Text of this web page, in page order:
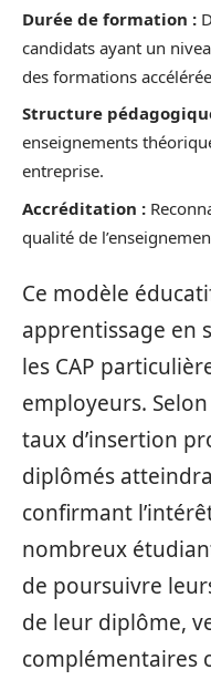
Durée de formation :
candidats ayant un
des formations
Structure
enseignements
entreprise.
Accréditation :
qualité de
Ce modèle
apprentissage en
les CAP
employeurs.
taux d’insertion
diplômés
confirmant
nombreux
de poursuivre
de leur diplôme,
complémentaires